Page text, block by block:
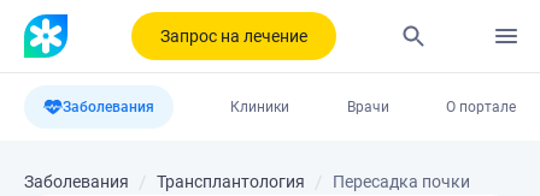
Запрос на лечение
Заболевания Клиники Врачи О портале
Заболевания Трансплантология Пересадка почки